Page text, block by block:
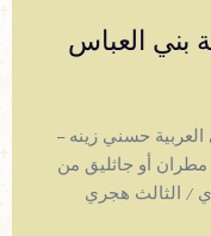
بني العباس
حسني زينه –
صورة مطران أو جاثليق من
/ الثالث هجري